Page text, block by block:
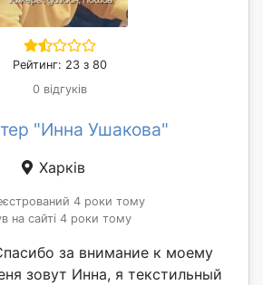
Рейтинг: 23 з 80
0 відгуків
"Инна Ушакова"
Харків
4 роки тому
на сайті 4 роки тому
за внимание к моему
зовут Инна, я текстильный